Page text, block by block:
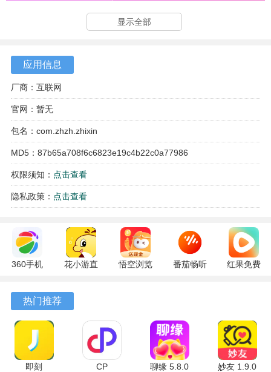
显示全部
应用信息
厂商：互联网
官网：暂无
包名：com.zhzh.zhixin
MD5：87b65a708f6c6823e19c4b22c0a77986
权限须知： 点击查看
隐私政策： 点击查看
360手机
10.13.27
最新版
花小游直
17.9.56
悟空浏览
番茄畅听
红果免费
热门推荐
即刻
CP
聊缘 5.8.0
妙友 1.9.0